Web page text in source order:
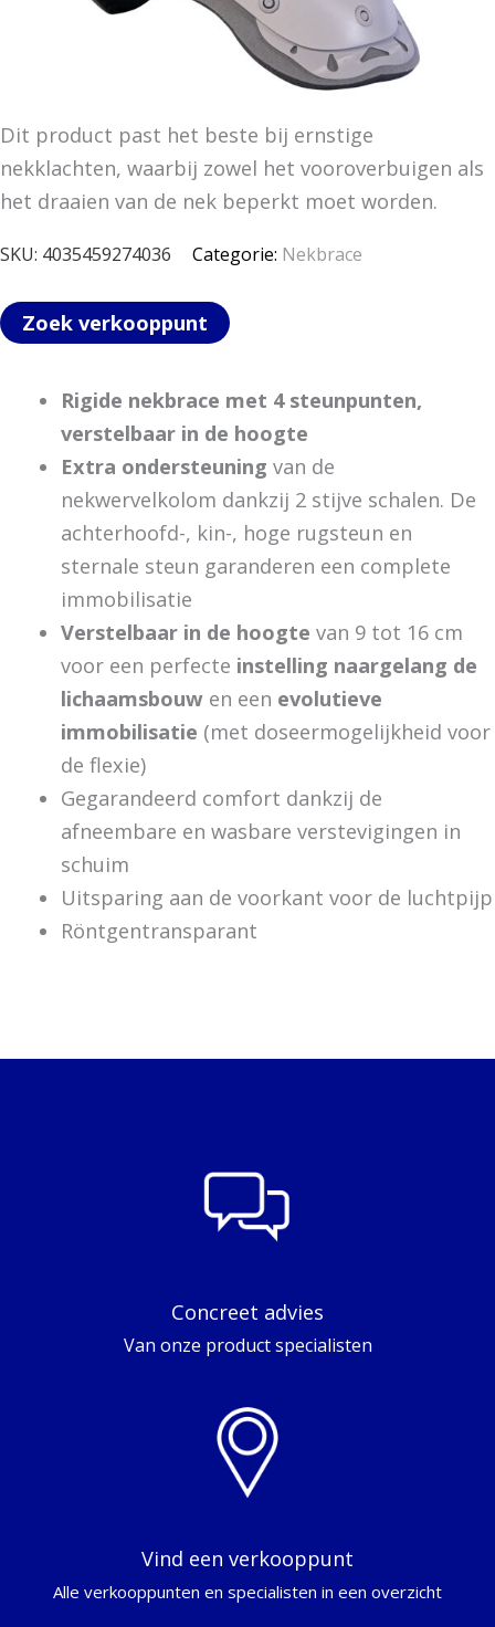
Dit product past het beste bij ernstige
nekklachten, waarbij zowel het vooroverbuigen als
het draaien van de nek beperkt moet worden.
SKU: 4035459274036 Categorie: Nekbrace
Zoek verkooppunt
Rigide nekbrace met 4 steunpunten,
verstelbaar in de hoogte
Extra ondersteuning van de
nekwervelkolom dankzij 2 stijve schalen. De
achterhoofd-, kin-, hoge rugsteun en
sternale steun garanderen een complete
immobilisatie
Verstelbaar in de hoogte van 9 tot 16 cm
voor een perfecte instelling naargelang de
lichaamsbouwen een evolutieve
immobilisatie (met doseermogelijkheid voor
de flexie)
Gegarandeerd comfort dankzij de
afneembare en wasbare verstevigingen in
schuim
Uitsparing aan de voorkant voor de luchtpijp
Röntgentransparant
Concreet advies
Van onze product specialisten
Vind een verkooppunt
Alle verkooppunten en specialisten in een overzicht